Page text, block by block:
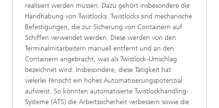
realisiert werden müssen. Dazu gehört insbesondere die
Handhabung von Twistlocks. Twistlocks sind mechanische
Befestigungen, die zur Sicherung von Containern auf
Schiffen verwendet werden. Diese werden von den
Terminalmitarbeitern manuell entfernt und an den
Containern angebracht, was als Twistlock-Umschlag
bezeichnet wird. Insbesondere, diese Tätigkeit hat
vielerlei Hinsicht ein hohes Automatisierungspotenzial
aufweist. So könnten automatisierte Twistlockhandling-
Systeme (ATS) die Arbeitssicherheit verbessern sowie die